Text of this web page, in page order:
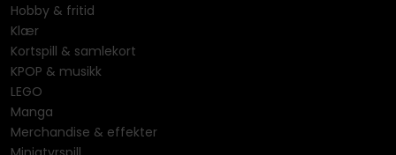
Hobby & fritid
Klær
Kortspill & samlekort
KPOP & musikk
LEGO
Manga
Merchandise & effekter